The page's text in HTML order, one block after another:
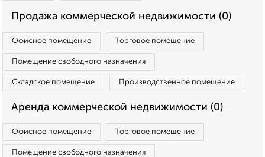
Продажа коммерческой недвижимости (0)
Офисное помещение Торговое помещение
Помещение свободного назначения
Складское помещение Производственное помещение
Аренда коммерческой недвижимости (0)
Офисное помещение Торговое помещение
Помещение свободного назначения